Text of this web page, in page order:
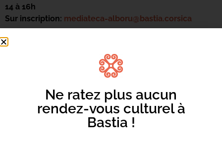
14 à 16h
Sur inscription: mediateca-alboru@bastia.corsica
Rejoins notre atelier d’enregistrement d’un livre-album,
spécialement conçu pour les enfants! Apprends à
maîtriser les techniques de narration, découvre les
secrets de l’enregistrement audio et développe tes
Ne ratez plus aucun
rendez-vous culturel à
Bastia !